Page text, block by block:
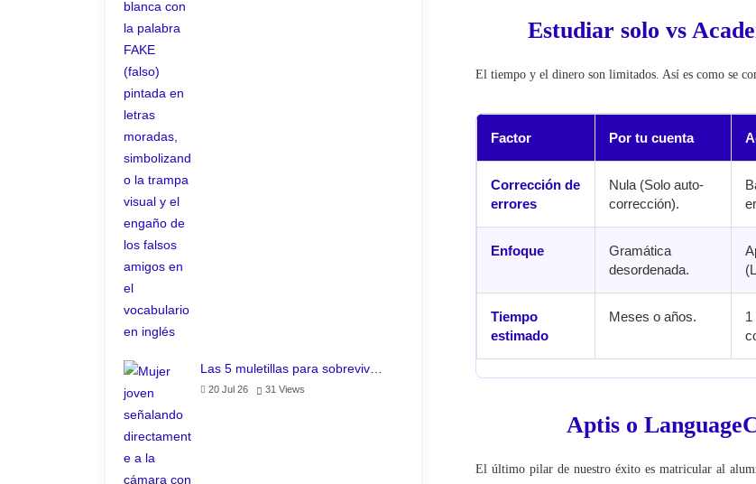
Las 5 muletillas para sobreviv…
20 Jul 26 31 Views
Estudiar solo vs
El tiempo y el dinero son limitados. Así es como se
Factor Por tu cuenta
Corrección de
errores
Nula (Solo auto-
corrección).
Enfoque
Gramática
desordenada.
Tiempo
estimado
Meses o años.
1
Aptis o
El último pilar de nuestro éxito es matricular al